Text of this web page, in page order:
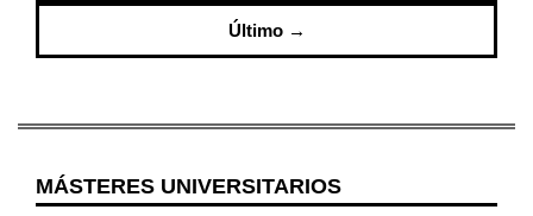
Último →
MÁSTERES UNIVERSITARIOS